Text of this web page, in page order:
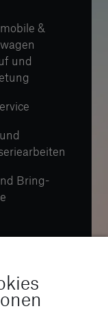
&
und
Bring-